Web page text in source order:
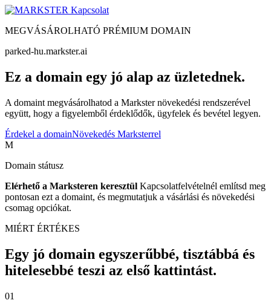
Kapcsolat
MEGVÁSÁROLHATÓ PRÉMIUM DOMAIN
parked-hu.markster.ai
Ez a domain egy jó alap az üzletednek.
A domaint megvásárolhatod a Markster növekedési rendszerével
együtt, hogy a figyelemből érdeklődők, ügyfelek és bevétel legyen.
Érdekel a domainNövekedés Marksterrel
M
Domain státusz
Elérhető a Marksteren keresztül Kapcsolatfelvételnél említsd meg
pontosan ezt a domaint, és megmutatjuk a vásárlási és növekedési
csomag opciókat.
MIÉRT ÉRTÉKES
Egy jó domain egyszerűbbé, tisztábbá és
hitelesebbé teszi az első kattintást.
01